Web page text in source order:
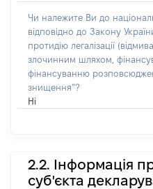
Чи належите Ви до
відповідно до Закону
протидію легалізації
злочинним шляхом,
фінансуванню
знищення”?
Ні
2.2. Інформація
суб'єкта